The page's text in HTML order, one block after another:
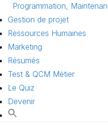
Programmation,
Gestion de projet
Ressources Humaines
Marketing
Résumés
Test & QCM Métier
Le Quiz
Devenir